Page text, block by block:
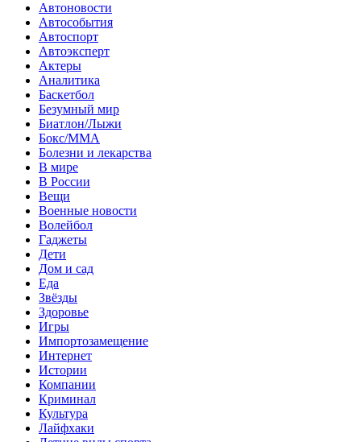
Автоновости
Автособытия
Автоспорт
Автоэксперт
Актеры
Аналитика
Баскетбол
Безумный мир
Биатлон/Лыжи
Бокс/MMA
Болезни и лекарства
В мире
В России
Вещи
Военные новости
Волейбол
Гаджеты
Дети
Дом и сад
Еда
Звёзды
Здоровье
Игры
Импортозамещение
Интернет
Истории
Компании
Криминал
Культура
Лайфхаки